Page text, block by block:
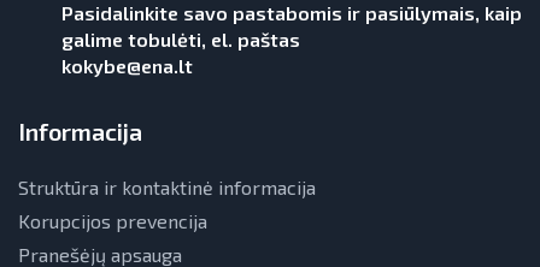
Pasidalinkite savo pastabomis ir pasiūlymais, kaip
galime tobulėti, el. paštas
kokybe@ena.lt
Informacija
Struktūra ir kontaktinė informacija
Korupcijos prevencija
Pranešėjų apsauga